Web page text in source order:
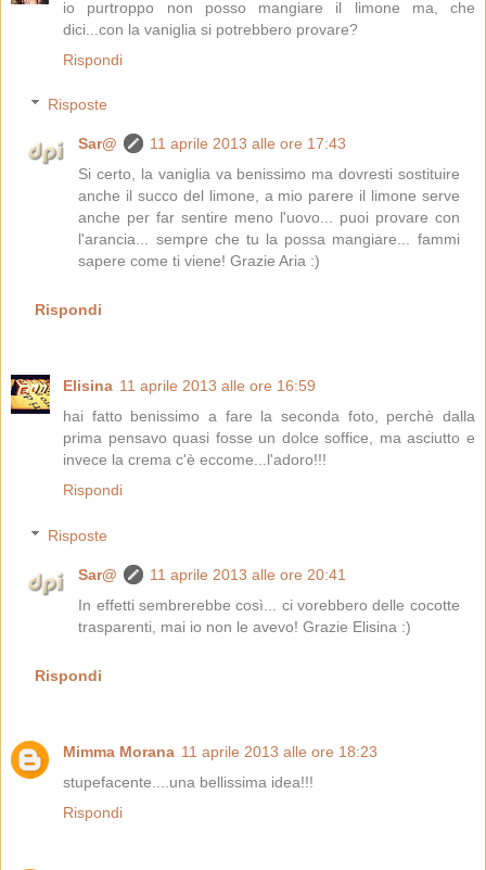
io purtroppo non posso mangiare il limone ma, che
dici...con la vaniglia si potrebbero provare?
Rispondi
Risposte
Sar@
11 aprile 2013 alle ore 17:43
Si certo, la vaniglia va benissimo ma dovresti sostituire
anche il succo del limone, a mio parere il limone serve
anche per far sentire meno l'uovo... puoi provare con
l'arancia... sempre che tu la possa mangiare... fammi
sapere come ti viene! Grazie Aria :)
Rispondi
Elisina 11 aprile 2013 alle ore 16:59
hai fatto benissimo a fare la seconda foto, perchè dalla
prima pensavo quasi fosse un dolce soffice, ma asciutto e
invece la crema c'è eccome...l'adoro!!!
Rispondi
Risposte
Sar@
11 aprile 2013 alle ore 20:41
In effetti sembrerebbe così... ci vorebbero delle cocotte
trasparenti, mai io non le avevo! Grazie Elisina :)
Rispondi
Mimma Morana 11 aprile 2013 alle ore 18:23
stupefacente....una bellissima idea!!!
Rispondi